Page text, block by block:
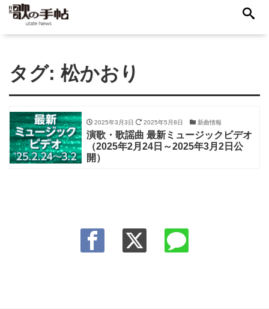
タグ: 松かおり
2025年3月3日 2025年5月8日 新曲情報
演歌・歌謡曲 最新ミュージックビデオ
（2025年2月24日～2025年3月2日公
開）